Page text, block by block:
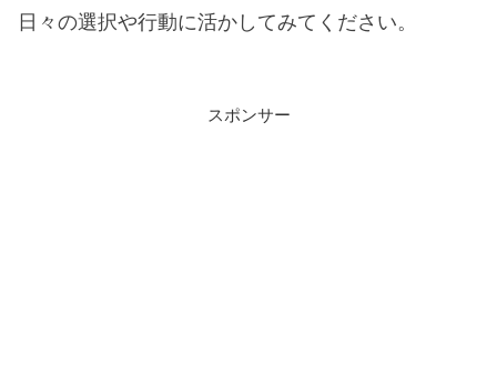
日々の選択や行動に活かしてみてください。
スポンサー